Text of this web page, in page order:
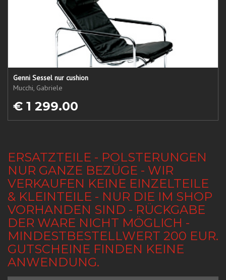
Genni Sessel nur cushion
Mucchi, Gabriele
€ 1 299.00
ERSATZTEILE - POLSTERUNGEN
NUR GANZE BEZÜGE - WIR
VERKAUFEN KEINE EINZELTEILE
& KLEINTEILE - NUR DIE IM SHOP
VORHANDEN SIND - RÜCKGABE
DER WARE NICHT MÖGLICH -
MINDESTBESTELLWERT 200 EUR.
GUTSCHEINE FINDEN KEINE
ANWENDUNG.